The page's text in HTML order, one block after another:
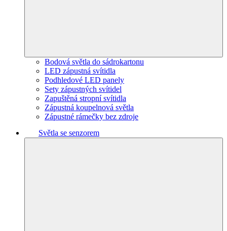
Bodová světla do sádrokartonu
LED zápustná svítidla
Podhledové LED panely
Sety zápustných svítidel
Zapuštěná stropní svítidla
Zápustná koupelnová světla
Zápustné rámečky bez zdroje
Světla se senzorem